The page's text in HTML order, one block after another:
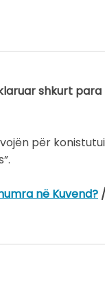
shkurt
për
në Kuvend?